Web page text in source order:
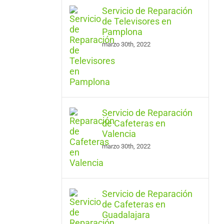
Servicio de Reparación
de Televisores en
Pamplona
marzo 30th, 2022
Servicio de Reparación
de Cafeteras en
Valencia
marzo 30th, 2022
Servicio de Reparación
de Cafeteras en
Guadalajara